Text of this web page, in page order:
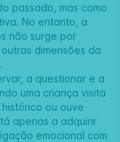
passado, mas como
No entanto, a
não surge por
dimensões da
a questionar e a
uma criança visita
ou ouve
apenas a adquirir
emocional com